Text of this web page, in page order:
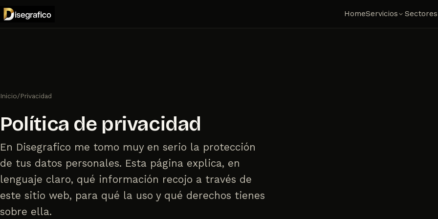
HomeServicios Sectores
Inicio/Privacidad
Política de privacidad
En Disegrafico me tomo muy en serio la protección
de tus datos personales. Esta página explica, en
lenguaje claro, qué información recojo a través de
este sitio web, para qué la uso y qué derechos tienes
sobre ella.